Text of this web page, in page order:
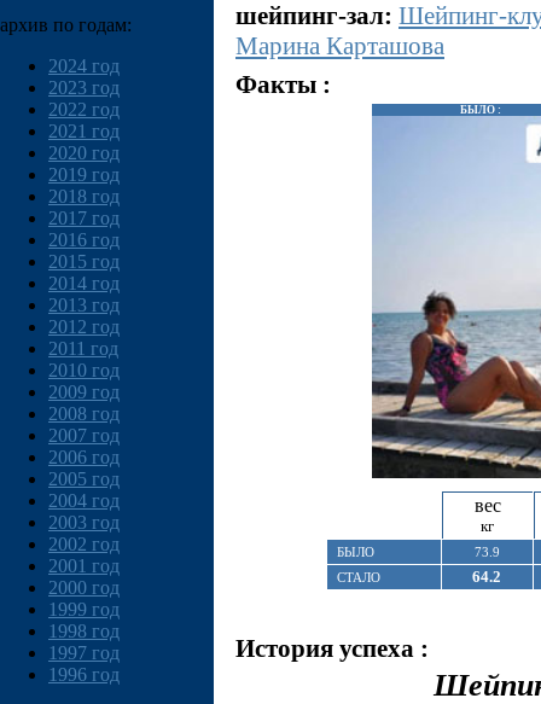
архив по годам:
2024 год
2023 год
2022 год
2021 год
2020 год
2019 год
2018 год
2017 год
2016 год
2015 год
2014 год
2013 год
2012 год
2011 год
2010 год
2009 год
2008 год
2007 год
2006 год
2005 год
2004 год
2003 год
2002 год
2001 год
2000 год
1999 год
1998 год
1997 год
1996 год
шейпинг-зал: Шейпинг-
Марина Карташова
Факты :
БЫЛО :
вес
кг
БЫЛО
73.9
СТАЛО
64.2
История успеха :